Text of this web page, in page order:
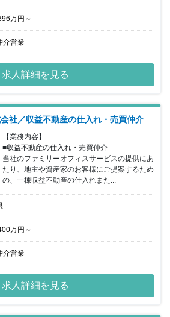
万円 ～
介営業
求人詳細を見る
会社／収益不動産の仕入れ・売買仲介
【業務内容】
■収益不動産の仕入れ・売買仲介
当社のファミリーオフィスサービスの提供にあ
たり、地主や資産家のお客様にご提案するため
の、一棟収益不動産の仕入れまた...
万円 ～
介営業
求人詳細を見る